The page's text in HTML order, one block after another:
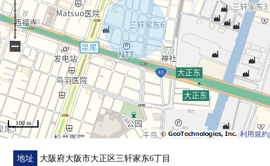
利用規約
100 m
−
地址 大阪府大阪市大正区三轩家东6丁目